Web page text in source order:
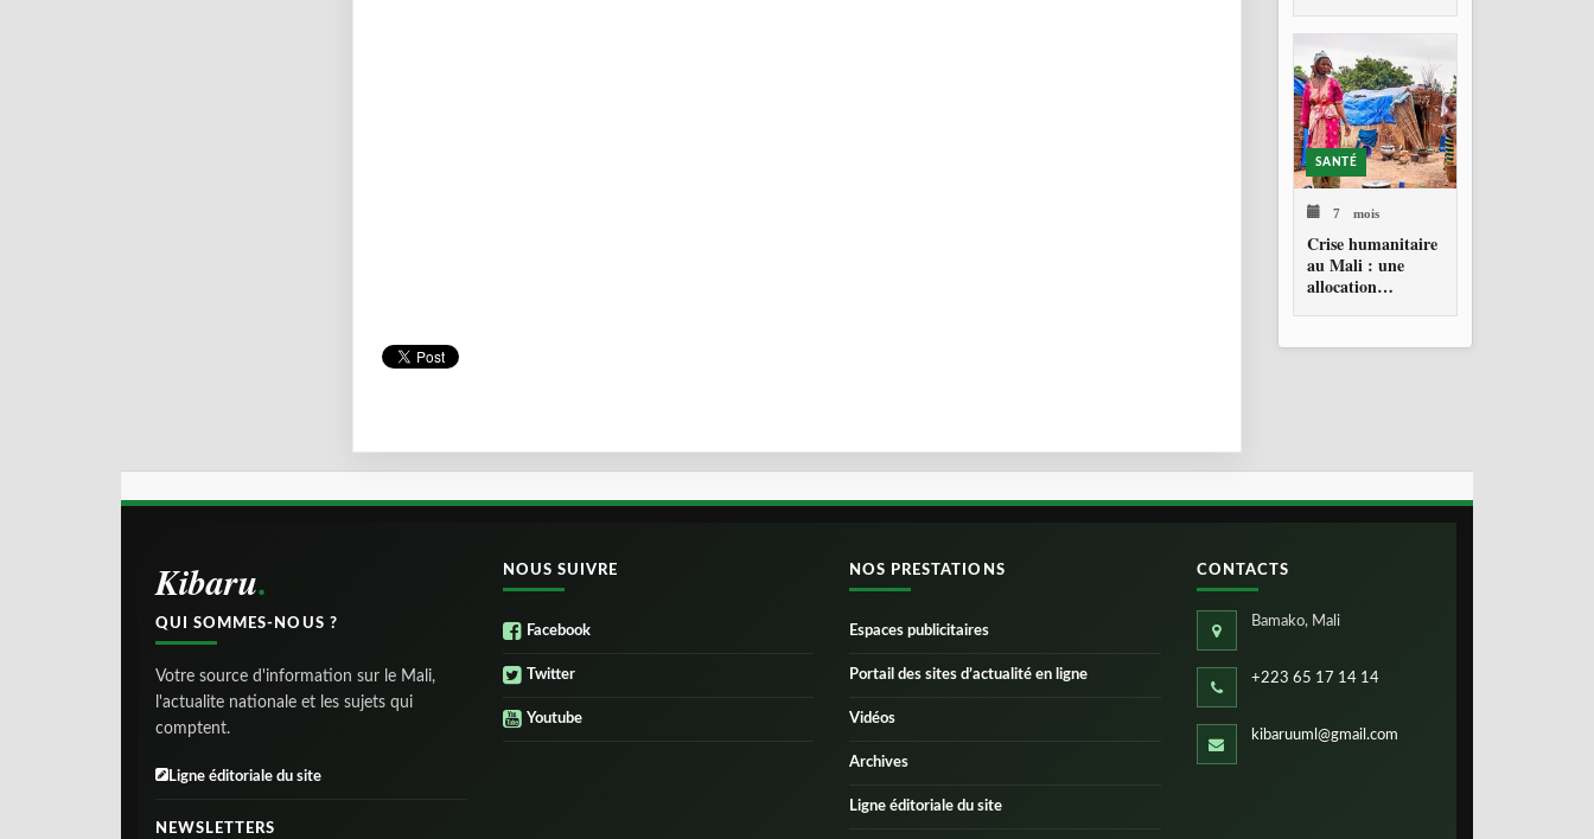
général
SANTÉ
7 mois
Crise humanitaire
au Mali : une
allocation
Ségou
Kibaru
QUI SOMMES-NOUS ?
Votre source d'information sur le Mali,
l'actualite nationale et les sujets qui
comptent.
Ligne éditoriale du site
NEWSLETTERS
NOUS SUIVRE
Facebook
Twitter
Youtube
NOS PRESTATIONS
Espaces publicitaires
Portail des sites d’actualité en ligne
Vidéos
Archives
Ligne éditoriale du site
CONTACTS
Bamako, Mali
+223 65 17 14 14
kibaruuml@gmail.com